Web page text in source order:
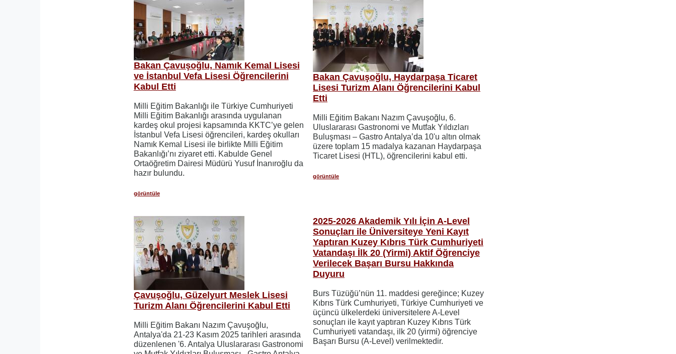
Bakan Çavuşoğlu, Namık Kemal Lisesi
ve İstanbul Vefa Lisesi Öğrencilerini
Kabul Etti
Milli Eğitim Bakanlığı ile Türkiye Cumhuriyeti
Milli Eğitim Bakanlığı arasında uygulanan
kardeş okul projesi kapsamında KKTC’ye gelen
İstanbul Vefa Lisesi öğrencileri, kardeş okulları
Namık Kemal Lisesi ile birlikte Milli Eğitim
Bakanlığı’nı ziyaret etti. Kabulde Genel
Ortaöğretim Dairesi Müdürü Yusuf İnanıroğlu da
hazır bulundu.
görüntüle
Bakan Çavuşoğlu, Haydarpaşa Ticaret
Lisesi Turizm Alanı Öğrencilerini Kabul
Etti
Milli Eğitim Bakanı Nazım Çavuşoğlu, 6.
Uluslararası Gastronomi ve Mutfak Yıldızları
Buluşması – Gastro Antalya’da 10'u altın olmak
üzere toplam 15 madalya kazanan Haydarpaşa
Ticaret Lisesi (HTL), öğrencilerini kabul etti.
görüntüle
Çavuşoğlu, Güzelyurt Meslek Lisesi
Turizm Alanı Öğrencilerini Kabul Etti
Milli Eğitim Bakanı Nazım Çavuşoğlu,
Antalya'da 21-23 Kasım 2025 tarihleri arasında
düzenlenen '6. Antalya Uluslararası Gastronomi
2025-2026 Akademik Yılı İçin A-Level
Sonuçları ile Üniversiteye Yeni Kayıt
Yaptıran Kuzey Kıbrıs Türk Cumhuriyeti
Vatandaşı İlk 20 (Yirmi) Aktif Öğrenciye
Verilecek Başarı Bursu Hakkında
Duyuru
Burs Tüzüğü’nün 11. maddesi gereğince; Kuzey
Kıbrıs Türk Cumhuriyeti, Türkiye Cumhuriyeti ve
üçüncü ülkelerdeki üniversitelere A-Level
sonuçları ile kayıt yaptıran Kuzey Kıbrıs Türk
Cumhuriyeti vatandaşı, ilk 20 (yirmi) öğrenciye
Başarı Bursu (A-Level) verilmektedir.